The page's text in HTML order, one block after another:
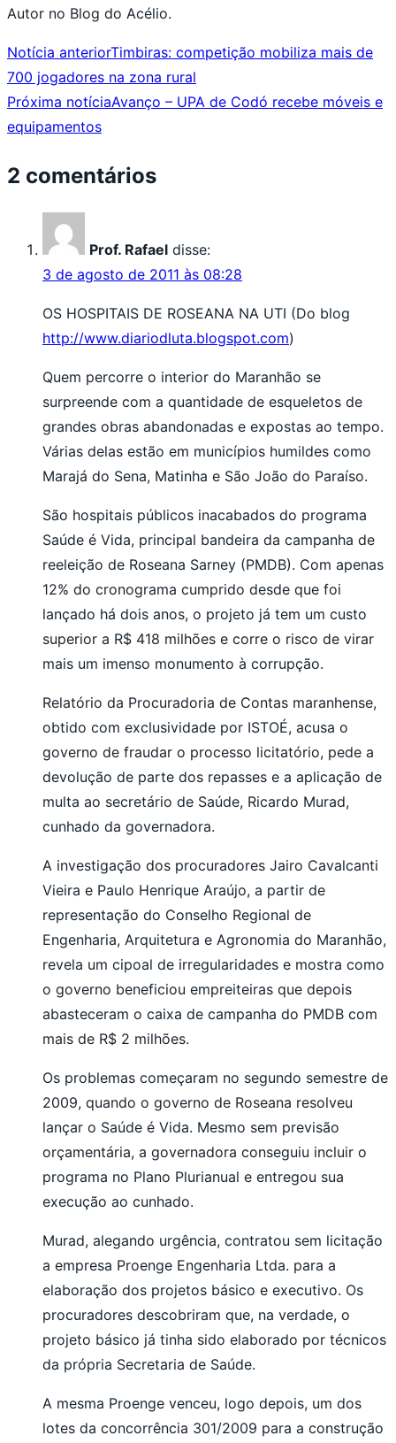
Autor no Blog do Acélio.
Notícia anteriorTimbiras: competição mobiliza mais de
700 jogadores na zona rural
Próxima notíciaAvanço – UPA de Codó recebe móveis e
equipamentos
2 comentários
Prof. Rafael disse:
3 de agosto de 2011 às 08:28
OS HOSPITAIS DE ROSEANA NA UTI (Do blog
http://www.diariodluta.blogspot.com)
Quem percorre o interior do Maranhão se
surpreende com a quantidade de esqueletos de
grandes obras abandonadas e expostas ao tempo.
Várias delas estão em municípios humildes como
Marajá do Sena, Matinha e São João do Paraíso.
São hospitais públicos inacabados do programa
Saúde é Vida, principal bandeira da campanha de
reeleição de Roseana Sarney (PMDB). Com apenas
12% do cronograma cumprido desde que foi
lançado há dois anos, o projeto já tem um custo
superior a R$ 418 milhões e corre o risco de virar
mais um imenso monumento à corrupção.
Relatório da Procuradoria de Contas maranhense,
obtido com exclusividade por ISTOÉ, acusa o
governo de fraudar o processo licitatório, pede a
devolução de parte dos repasses e a aplicação de
multa ao secretário de Saúde, Ricardo Murad,
cunhado da governadora.
A investigação dos procuradores Jairo Cavalcanti
Vieira e Paulo Henrique Araújo, a partir de
representação do Conselho Regional de
Engenharia, Arquitetura e Agronomia do Maranhão,
revela um cipoal de irregularidades e mostra como
o governo beneficiou empreiteiras que depois
abasteceram o caixa de campanha do PMDB com
mais de R$ 2 milhões.
Os problemas começaram no segundo semestre de
2009, quando o governo de Roseana resolveu
lançar o Saúde é Vida. Mesmo sem previsão
orçamentária, a governadora conseguiu incluir o
programa no Plano Plurianual e entregou sua
execução ao cunhado.
Murad, alegando urgência, contratou sem licitação
a empresa Proenge Engenharia Ltda. para a
elaboração dos projetos básico e executivo. Os
procuradores descobriram que, na verdade, o
projeto básico já tinha sido elaborado por técnicos
da própria Secretaria de Saúde.
A mesma Proenge venceu, logo depois, um dos
lotes da concorrência 301/2009 para a construção